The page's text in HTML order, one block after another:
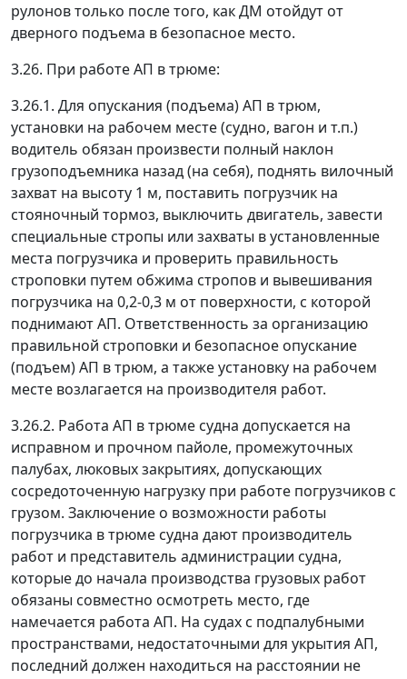
рулонов только после того, как ДМ отойдут от
дверного подъема в безопасное место.
3.26. При работе АП в трюме:
3.26.1. Для опускания (подъема) АП в трюм,
установки на рабочем месте (судно, вагон и т.п.)
водитель обязан произвести полный наклон
грузоподъемника назад (на себя), поднять вилочный
захват на высоту 1 м, поставить погрузчик на
стояночный тормоз, выключить двигатель, завести
специальные стропы или захваты в установленные
места погрузчика и проверить правильность
строповки путем обжима стропов и вывешивания
погрузчика на 0,2-0,3 м от поверхности, с которой
поднимают АП. Ответственность за организацию
правильной строповки и безопасное опускание
(подъем) АП в трюм, а также установку на рабочем
месте возлагается на производителя работ.
3.26.2. Работа АП в трюме судна допускается на
исправном и прочном пайоле, промежуточных
палубах, люковых закрытиях, допускающих
сосредоточенную нагрузку при работе погрузчиков с
грузом. Заключение о возможности работы
погрузчика в трюме судна дают производитель
работ и представитель администрации судна,
которые до начала производства грузовых работ
обязаны совместно осмотреть место, где
намечается работа АП. На судах с подпалубными
пространствами, недостаточными для укрытия АП,
последний должен находиться на расстоянии не